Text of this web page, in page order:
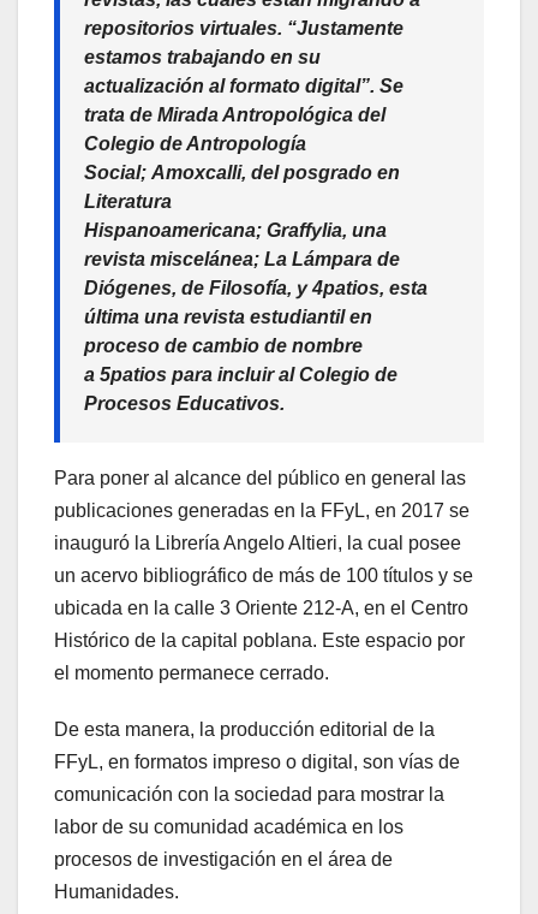
repositorios virtuales. “Justamente
estamos trabajando en su
actualización al formato digital”. Se
trata de Mirada Antropológica del
Colegio de Antropología
Social; Amoxcalli, del posgrado en
Literatura
Hispanoamericana; Graffylia, una
revista miscelánea; La Lámpara de
Diógenes, de Filosofía, y4patios, esta
última una revista estudiantil en
proceso de cambio de nombre
a 5patios para incluir al Colegio de
Procesos Educativos.
Para poner al alcance del público en general las
publicaciones generadas en la FFyL, en 2017 se
inauguró la Librería Angelo Altieri, la cual posee
un acervo bibliográfico de más de 100 títulos y se
ubicada en la calle 3 Oriente 212-A, en el Centro
Histórico de la capital poblana. Este espacio por
el momento permanece cerrado.
De esta manera, la producción editorial de la
FFyL, en formatos impreso o digital, son vías de
comunicación con la sociedad para mostrar la
labor de su comunidad académica en los
procesos de investigación en el área de
Humanidades.